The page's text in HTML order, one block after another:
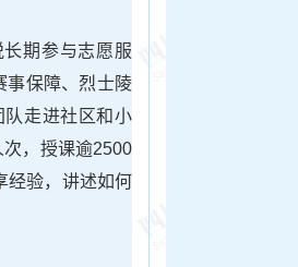
期参与志愿服
事保障、烈士陵
队走进社区和小
，授课逾2500
经验，讲述如何